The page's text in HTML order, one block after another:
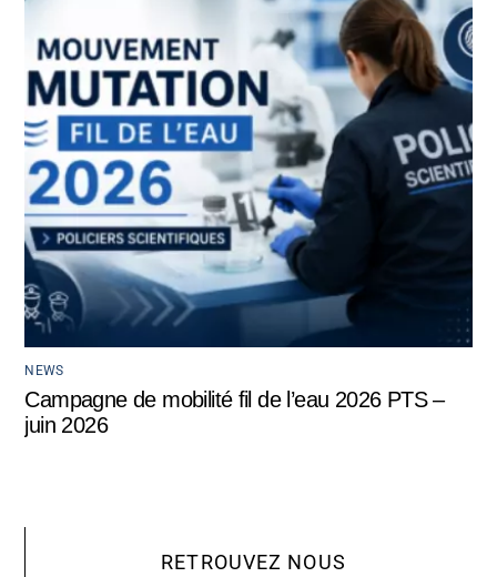
NEWS
Campagne de mobilité fil de l’eau 2026 PTS –
juin 2026
RETROUVEZ NOUS